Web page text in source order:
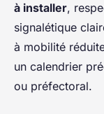
à installer,
signalétique
à mobilité
un calendrier
ou préfectoral.